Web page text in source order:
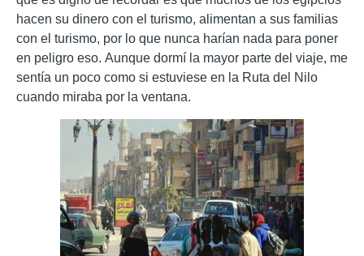
hacen su dinero con el turismo, alimentan a sus familias
con el turismo, por lo que nunca harían nada para poner
en peligro eso. Aunque dormí la mayor parte del viaje, me
sentía un poco como si estuviese en la Ruta del Nilo
cuando miraba por la ventana.